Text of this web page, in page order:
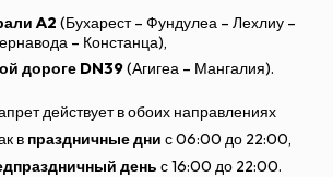
A2 (Бухарест – Фундулеа – Лехлиу –
– Констанца),
дороге DN39(Агигеа – Мангалия).
действует в обоих направлениях
в праздничные дни с 06:00 до 22:00,
день с 16:00 до 22:00.